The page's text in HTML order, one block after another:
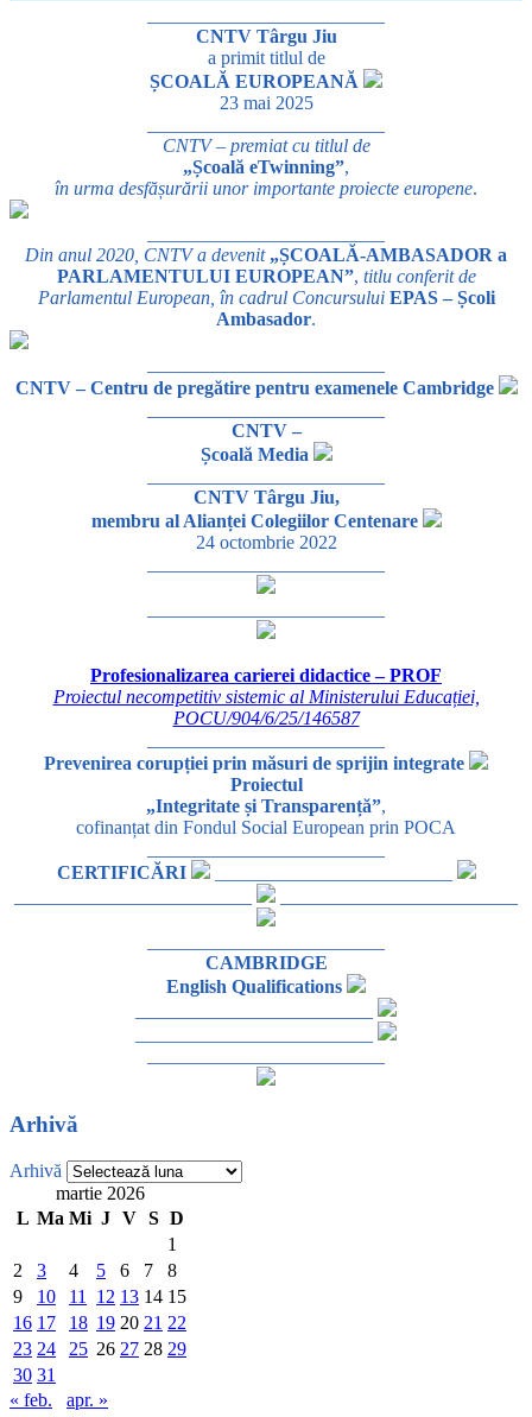
CNTV Târgu Jiu
a primit titlul de
ȘCOALĂ EUROPEANĂ
23 mai 2025
CNTV – premiat cu titlul de
„Școală eTwinning”,
în urma desfășurării unor importante proiecte europene.
Din anul 2020, CNTV a devenit „ȘCOALĂ-AMBASADOR a
PARLAMENTULUI EUROPEAN”, titlu conferit de
Parlamentul European, în cadrul Concursului EPAS – Școli
Ambasador.
CNTV – Centru de pregătire pentru examenele Cambridge
CNTV –
Școală Media
CNTV Târgu Jiu,
membru al Alianței Colegiilor Centenare
24 octombrie 2022
Profesionalizarea carierei didactice – PROF
Proiectul necompetitiv sistemic al Ministerului Educației,
POCU/904/6/25/146587
Prevenirea corupției prin măsuri de sprijin integrate
Proiectul
„Integritate și Transparență”,
cofinanțat din Fondul Social European prin POCA
CERTIFICĂRI
_________________________
CAMBRIDGE
English Qualifications
Arhivă
Arhivă
martie 2026
L Ma Mi J V S D
1
2
3 4 5 6 7
8
9
10 11 12 13 14 15
16 17 18 19 20 21 22
23 24 25 26 27 28 29
30 31
« feb.
apr. »